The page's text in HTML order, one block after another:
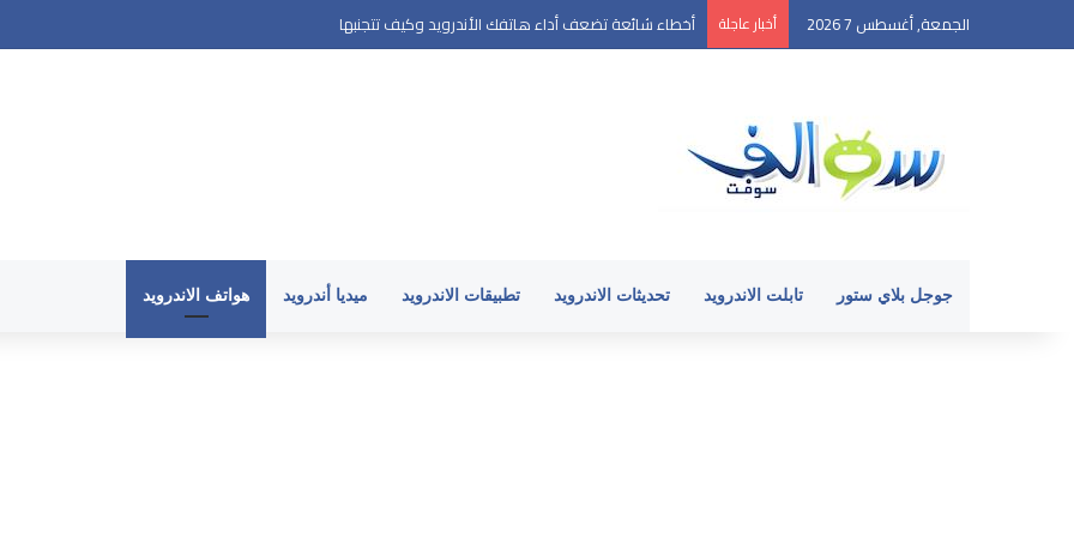
الجمعة, أغسطس 7 2026 أخبار عاجلة أخطاء شائعة تضعف أداء هاتفك الأندرويد وكيف تتجنبها
جوجل بلاي ستور تابلت الاندرويد تحديثات الاندرويد تطبيقات الاندرويد ميديا أندرويد هواتف الاندرويد